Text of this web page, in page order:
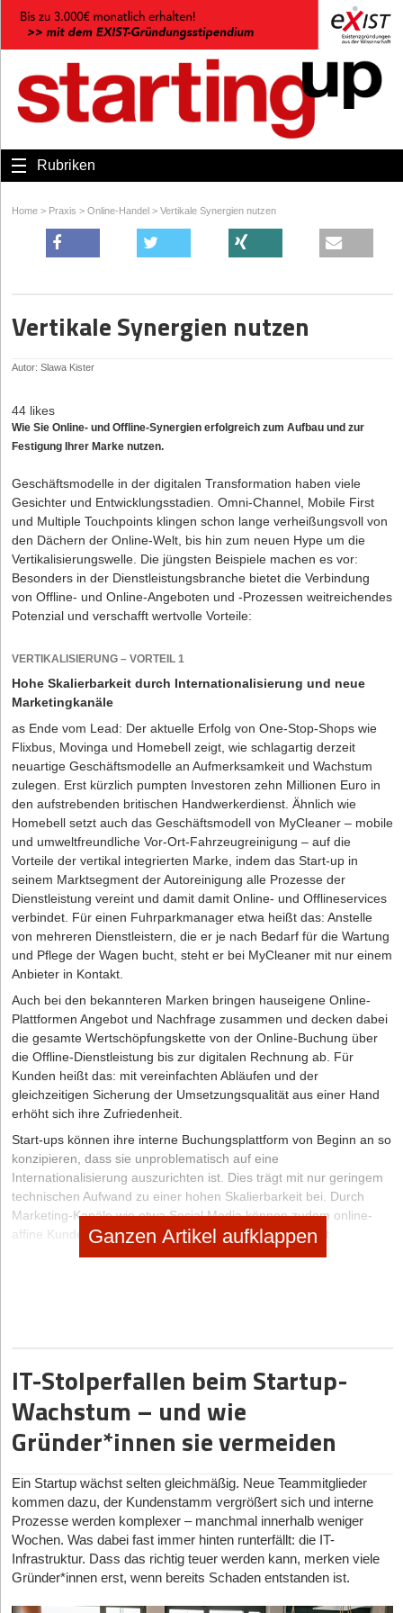
Rubriken
Home > Praxis > Online-Handel > Vertikale Synergien nutzen
Vertikale Synergien nutzen
Autor: Slawa Kister
44 likes
Wie Sie Online- und Offline-Synergien erfolgreich zum Aufbau und zur
Festigung Ihrer Marke nutzen.
Geschäftsmodelle in der digitalen Transformation haben viele
Gesichter und Entwicklungsstadien. Omni-Channel, Mobile First
und Multiple Touchpoints klingen schon lange verheißungsvoll von
den Dächern der Online-Welt, bis hin zum neuen Hype um die
Vertikalisierungswelle. Die jüngsten Beispiele machen es vor:
Besonders in der Dienstleistungsbranche bietet die Verbindung
von Offline- und Online-Angeboten und -Prozessen weitreichendes
Potenzial und verschafft wertvolle Vorteile:
VERTIKALISIERUNG – VORTEIL 1
Hohe Skalierbarkeit durch Internationalisierung und neue
Marketingkanäle
as Ende vom Lead: Der aktuelle Erfolg von One-Stop-Shops wie
Flixbus, Movinga und Homebell zeigt, wie schlagartig derzeit
neuartige Geschäftsmodelle an Aufmerksamkeit und Wachstum
zulegen. Erst kürzlich pumpten Investoren zehn Millionen Euro in
den aufstrebenden britischen Handwerkerdienst. Ähnlich wie
Homebell setzt auch das Geschäftsmodell von MyCleaner – mobile
und umweltfreundliche Vor-Ort-Fahrzeugreinigung – auf die
Vorteile der vertikal integrierten Marke, indem das Start-up in
seinem Marktsegment der Autoreinigung alle Prozesse der
Dienstleistung vereint und damit damit Online- und Offlineservices
verbindet. Für einen Fuhrparkmanager etwa heißt das: Anstelle
von mehreren Dienstleistern, die er je nach Bedarf für die Wartung
und Pflege der Wagen bucht, steht er bei MyCleaner mit nur einem
Anbieter in Kontakt.
Auch bei den bekannteren Marken bringen hauseigene Online-
Plattformen Angebot und Nachfrage zusammen und decken dabei
die gesamte Wertschöpfungskette von der Online-Buchung über
die Offline-Dienstleistung bis zur digitalen Rechnung ab. Für
Kunden heißt das: mit vereinfachten Abläufen und der
gleichzeitigen Sicherung der Umsetzungsqualität aus einer Hand
erhöht sich ihre Zufriedenheit.
Start-ups können ihre interne Buchungsplattform von Beginn an so
konzipieren, dass sie unproblematisch auf eine
Internationalisierung auszurichten ist. Dies trägt mit nur geringem
technischen Aufwand zu einer hohen Skalierbarkeit bei. Durch
Marketing-Kanäle wie etwa Social Media können zudem online-
affine Kundenkreise erreicht werden, die bislang nur mit
Beim herkömmlichen Verteilen von Werbemitteln ist es strategisch
beinahe unmöglich nachzuvollziehen, welcher Kunde am Ende
tatsächlich durch den Flyer in das Geschäft gelockt wurde und wie
groß die Reichweite der Maßnahme insgesamt war. Mit digitalen
dagegen die gesamte Customer Journey nachvollzogen werden.
Etwa, wenn der Kunde durch den Newsletter auf die Website und
dort zum telefonischen Kundenservice geleitet wurde. Dies gibt
dem Dienstleister wertvolle Auskunft über das Käuferverhalten,
sogar in Echtzeit.
Für die Qualitätssicherung ist es darüber hinaus problemlos,
Ganzen Artikel aufklappen
IT-Stolperfallen beim Startup-
Wachstum – und wie
Gründer*innen sie vermeiden
Ein Startup wächst selten gleichmäßig. Neue Teammitglieder
kommen dazu, der Kundenstamm vergrößert sich und interne
Prozesse werden komplexer – manchmal innerhalb weniger
Wochen. Was dabei fast immer hinten runterfällt: die IT-
Infrastruktur. Dass das richtig teuer werden kann, merken viele
Gründer*innen erst, wenn bereits Schaden entstanden ist.